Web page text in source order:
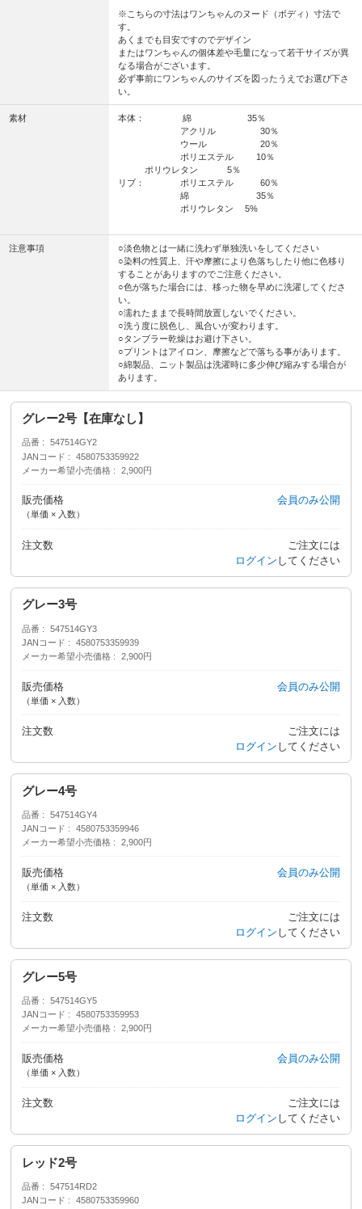
※こちらの寸法はワンちゃんのヌード（ボディ）寸法で
す。
あくまでも目安ですのでデザイン
またはワンちゃんの個体差や毛量になって若干サイズが異
なる場合がございます。
必ず事前にワンちゃんのサイズを図ったうえでお選び下さ
い。
素材
本体： 綿 35％
アクリル 30％
ウール 20％
ポリエステル 10％
ポリウレタン 5％
リブ： ポリエステル 60％
綿 35％
ポリウレタン 5%
注意事項
○淡色物とは一緒に洗わず単独洗いをしてください
○染料の性質上、汗や摩擦により色落ちしたり他に色移り
することがありますのでご注意ください。
○色が落ちた場合には、移った物を早めに洗濯してくださ
い。
○濡れたままで長時間放置しないでください。
○洗う度に脱色し、風合いが変わります。
○タンブラー乾燥はお避け下さい。
○プリントはアイロン、摩擦などで落ちる事があります。
○綿製品、ニット製品は洗濯時に多少伸び縮みする場合が
あります。
グレー2号【在庫なし】
品番
547514GY2
JANコード
4580753359922
メーカー希望小売価格
2,900円
販売価格
（単価 × 入数）
会員のみ公開
注文数
ご注文には
ログイン してください
グレー3号
品番
547514GY3
JANコード
4580753359939
メーカー希望小売価格
2,900円
販売価格
（単価 × 入数）
会員のみ公開
注文数
ご注文には
ログイン してください
グレー4号
品番
547514GY4
JANコード
4580753359946
メーカー希望小売価格
2,900円
販売価格
（単価 × 入数）
会員のみ公開
注文数
ご注文には
ログイン してください
グレー5号
品番
547514GY5
JANコード
4580753359953
メーカー希望小売価格
2,900円
販売価格
（単価 × 入数）
会員のみ公開
注文数
ご注文には
ログイン してください
レッド2号
品番
547514RD2
JANコード
4580753359960